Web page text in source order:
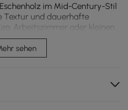
im Mid-Century-Stil
Textur und dauerhafte
Arbeitszimmer oder kleinen
Aufbewahrung mit
Arbeiten und Lernen.
bietet eine langlebige,
dem täglichen Gebrauch
sehen